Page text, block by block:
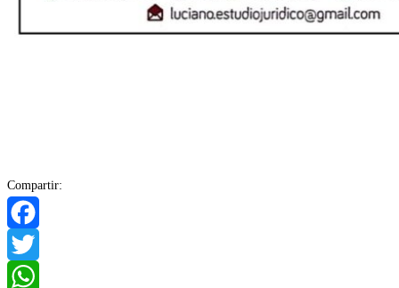
Compartir:
Facebook
Twitter